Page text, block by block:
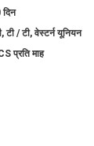
टी / टी, वेस्टर्न यूनियन
प्रति माह